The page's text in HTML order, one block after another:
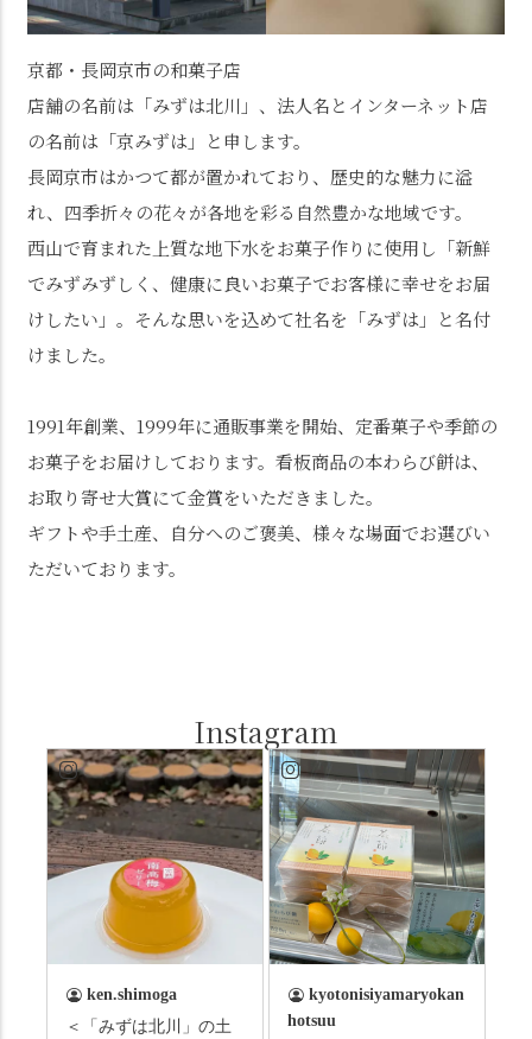
京都・長岡京市の和菓子店
店舗の名前は「みずは北川」、法人名とインターネット店
の名前は「京みずは」と申します。
長岡京市はかつて都が置かれており、歴史的な魅力に溢
れ、四季折々の花々が各地を彩る自然豊かな地域です。
西山で育まれた上質な地下水をお菓子作りに使用し「新鮮
でみずみずしく、健康に良いお菓子でお客様に幸せをお届
けしたい」。そんな思いを込めて社名を「みずは」と名付
けました。
1991年創業、1999年に通販事業を開始、定番菓子や季節の
お菓子をお届けしております。看板商品の本わらび餅は、
お取り寄せ大賞にて金賞をいただきました。
ギフトや手土産、自分へのご褒美、様々な場面でお選びい
ただいております。
Instagram
ken.shimoga
＜「みずは北川」の土
kyotonisiyamaryokan
hotsuu